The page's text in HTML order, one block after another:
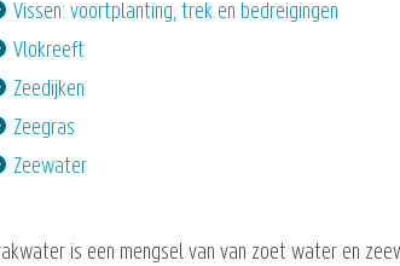
Vissen: voortplanting, trek en bedreigingen
Vlokreeft
Zeedijken
Zeegras
Zeewater
is een mengsel van van zoet water en